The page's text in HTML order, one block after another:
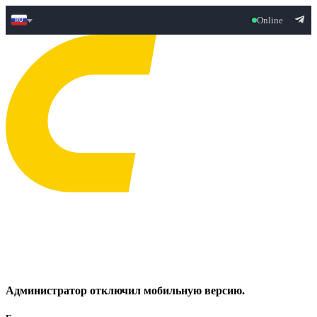
Online
Администратор отключил мобильную версию.